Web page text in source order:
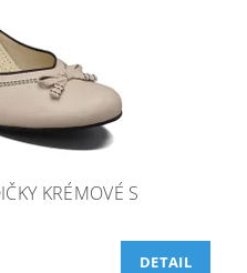
KRÉMOVÉ S
DETAIL